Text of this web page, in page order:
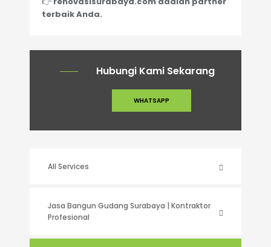
terbaik Anda.
Hubungi Kami Sekarang
WHATSAPP
All Services
Jasa Bangun Gudang Surabaya | Kontraktor
Profesional